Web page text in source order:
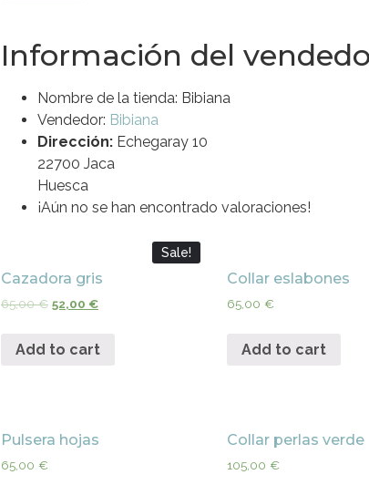
Información del
Nombre de la tienda: Bibiana
Vendedor: Bibiana
Dirección: Echegaray 10
22700 Jaca
Huesca
¡Aún no se han encontrado valoraciones!
Sale!
Cazadora gris
65,00€ 52,00 €
Add to cart
Collar eslabones
65,00€
Add to cart
Pulsera hojas
65,00 €
Collar perlas verde
105,00€